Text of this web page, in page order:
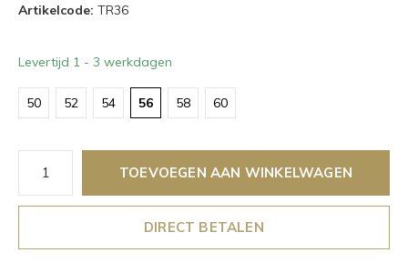
Artikelcode: TR36
Levertijd 1 - 3 werkdagen
50 52 54 56 58 60
TOEVOEGEN AAN WINKELWAGEN
DIRECT BETALEN